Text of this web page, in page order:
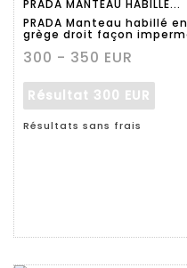
détaillée
PRADA MANTEAU HABILLÉ...
PRADA Manteau habillé
grège droit façon
300 - 350 EUR
Résultat 300 EUR
Résultats sans frais